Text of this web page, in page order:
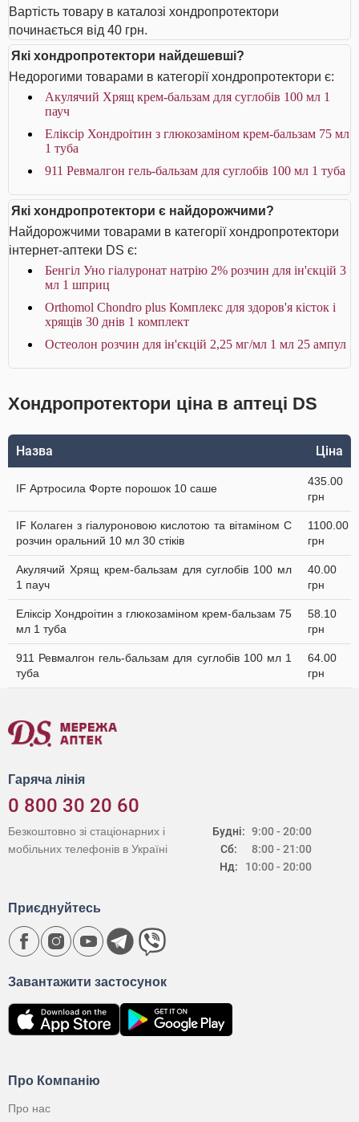
Вартість товару в каталозі хондропротектори
починається від 40 грн.
Які хондропротектори найдешевші?
Недорогими товарами в категорії хондропротектори є:
Акулячий Хрящ крем-бальзам для суглобів 100 мл 1
пауч
Еліксір Хондроітин з глюкозаміном крем-бальзам 75 мл
1 туба
911 Ревмалгон гель-бальзам для суглобів 100 мл 1 туба
Які хондропротектори є найдорожчими?
Найдорожчими товарами в категорії хондропротектори
інтернет-аптеки DS є:
Бенгіл Уно гіалуронат натрію 2% розчин для ін'єкцій 3
мл 1 шприц
Orthomol Chondro plus Комплекс для здоров'я кісток і
хрящів 30 днів 1 комплект
Остеолон розчин для ін'єкцій 2,25 мг/мл 1 мл 25 ампул
Хондропротектори ціна в аптеці DS
Назва Ціна
IF Артросила Форте порошок 10 саше
435.00
грн
IF Колаген з гіалуроновою кислотою та вітаміном C
розчин оральний 10 мл 30 стіків
1100.00
грн
Акулячий Хрящ крем-бальзам для суглобів 100 мл
1 пауч
40.00
грн
Еліксір Хондроітин з глюкозаміном крем-бальзам 75
мл 1 туба
58.10
грн
911 Ревмалгон гель-бальзам для суглобів 100 мл 1
туба
64.00
грн
Гаряча лінія
0 800 30 20 60
Будні:
Сб:
Нд:
9:00 - 20:00
8:00 - 21:00
10:00 - 20:00
Безкоштовно зі стаціонарних і
мобільних телефонів в Україні
Про Компанію
Про нас
Завантажити застосунок
Приєднуйтесь